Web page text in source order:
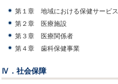
第１章 地域における保健サービス
第２章 医療施設
第３章 医療関係者
第４章 歯科保健事業
Ⅳ．社会保障